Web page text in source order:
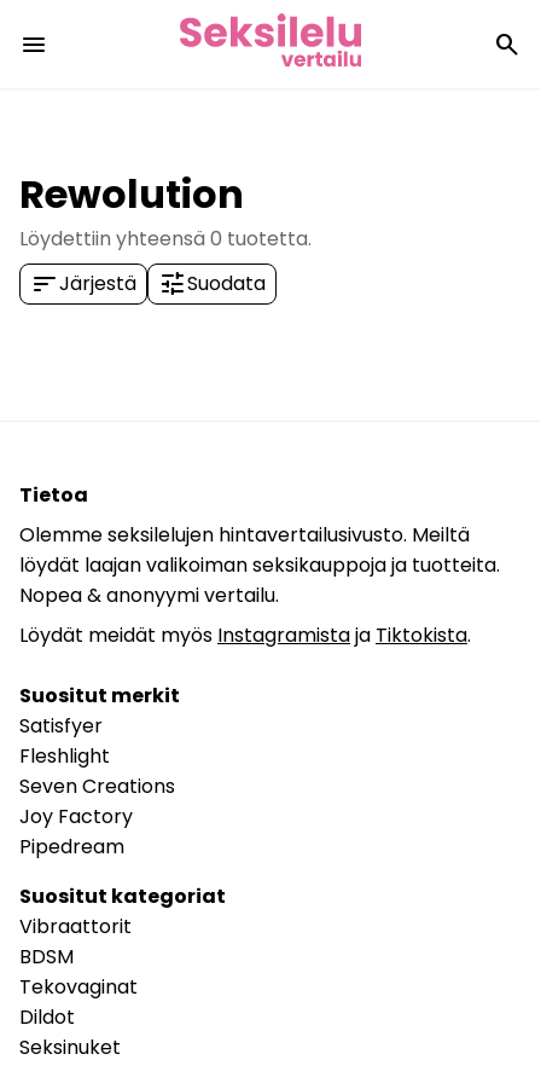
menu search
Rewolution
Löydettiin yhteensä 0 tuotetta.
sortJärjestä tuneSuodata
Tietoa
Olemme seksilelujen hintavertailusivusto. Meiltä
löydät laajan valikoiman seksikauppoja ja tuotteita.
Nopea & anonyymi vertailu.
Löydät meidät myös Instagramistaja Tiktokista.
Suositut merkit
Satisfyer
Fleshlight
Seven Creations
Joy Factory
Pipedream
Suositut kategoriat
Vibraattorit
BDSM
Tekovaginat
Dildot
Seksinuket